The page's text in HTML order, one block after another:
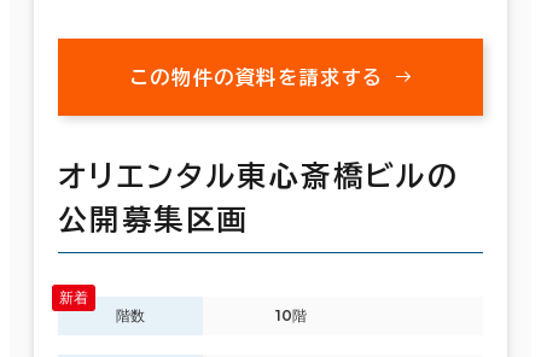
この物件の資料を請求する
オリエンタル東心斎橋ビルの
公開募集区画
階数 10階